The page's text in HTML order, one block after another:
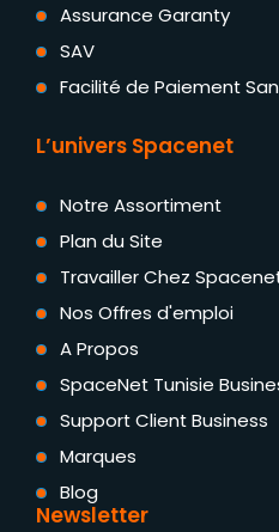
Assurance Garanty
SAV
Facilité de Paiement
L’univers Spacenet
Notre Assortiment
Plan du Site
Travailler Chez
Nos Offres d'emploi
A Propos
SpaceNet Tunisie
Support Client Business
Marques
Blog
Newsletter